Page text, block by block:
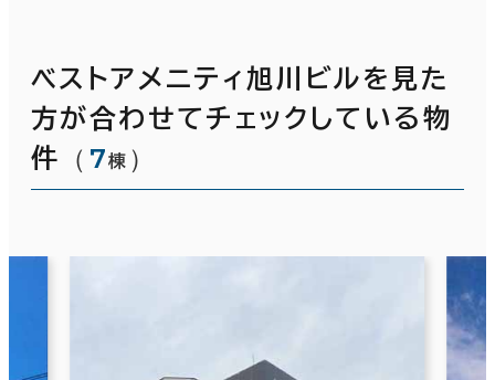
ベストアメニティ旭川ビルを見た
方が合わせてチェックしている物
件
（ 7棟 ）